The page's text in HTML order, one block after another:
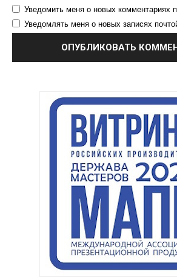
Уведомить меня о новых комментариях
Уведомлять меня о новых записях